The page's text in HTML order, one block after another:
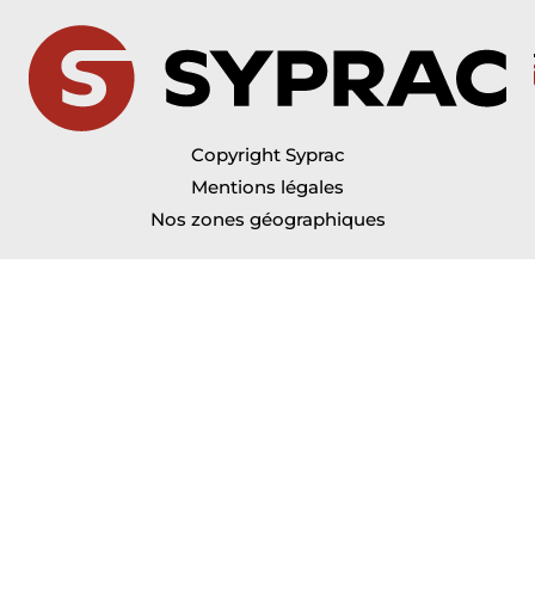
Copyright Syprac
Mentions légales
Nos zones géographiques